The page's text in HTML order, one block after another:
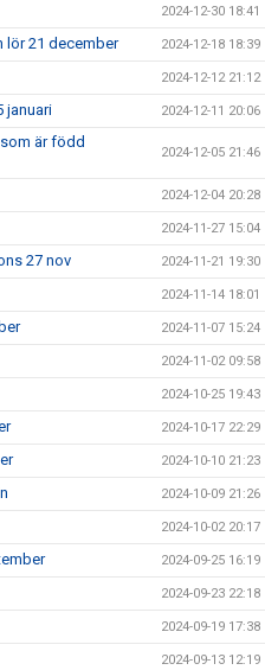
2024-12-30 18:41
lör 21 december 2024-12-18 18:39
2024-12-12 21:12
januari 2024-12-11 20:06
är född
2024-12-05 21:46
2024-12-04 20:28
2024-11-27 15:04
27 nov 2024-11-21 19:30
2024-11-14 18:01
2024-11-07 15:24
2024-11-02 09:58
2024-10-25 19:43
2024-10-17 22:29
2024-10-10 21:23
2024-10-09 21:26
2024-10-02 20:17
2024-09-25 16:19
2024-09-23 22:18
2024-09-19 17:38
2024-09-13 12:19